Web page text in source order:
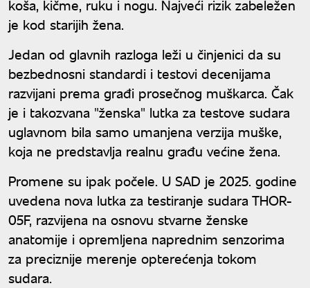
koša, kičme, ruku i nogu. Najveći rizik zabeležen
je kod starijih žena.
Jedan od glavnih razloga leži u činjenici da su
bezbednosni standardi i testovi decenijama
razvijani prema građi prosečnog muškarca. Čak
je i takozvana "ženska" lutka za testove sudara
uglavnom bila samo umanjena verzija muške,
koja ne predstavlja realnu građu većine žena.
Promene su ipak počele. U SAD je 2025. godine
uvedena nova lutka za testiranje sudara THOR-
05F, razvijena na osnovu stvarne ženske
anatomije i opremljena naprednim senzorima
za preciznije merenje opterećenja tokom
sudara.